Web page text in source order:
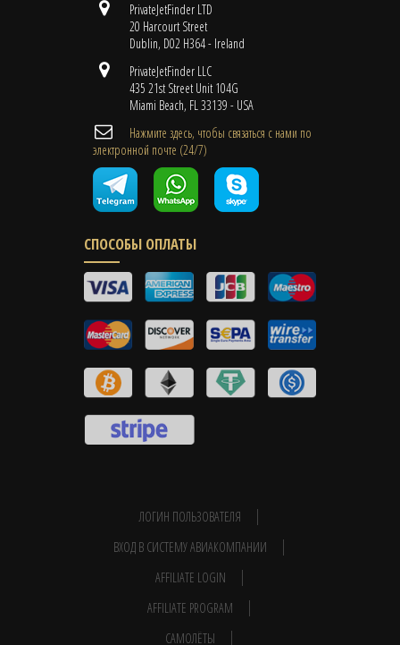
PrivateJetFinder LTD
20 Harcourt Street
Dublin, D02 H364 - Ireland
PrivateJetFinder LLC
435 21st Street Unit 104G
Miami Beach, FL 33139 - USA
Нажмите здесь, чтобы связаться с нами по
электронной почте (24/7)
СПОСОБЫ ОПЛАТЫ
ЛОГИН ПОЛЬЗОВАТЕЛЯ
ВХОД В СИСТЕМУ АВИАКОМПАНИИ
AFFILIATE LOGIN
AFFILIATE PROGRAM
САМОЛЁТЫ